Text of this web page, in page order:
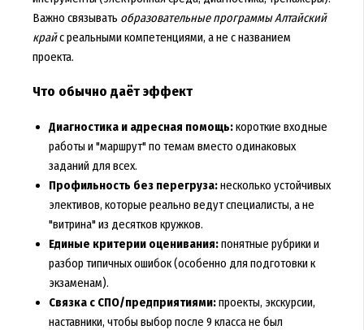
Важно связывать образовательные программы Алтайский
крайс реальными компетенциями, а не с названием
проекта.
Что обычно даёт эффект
Диагностика и адресная помощь:короткие входные
работы и "маршрут" по темам вместо одинаковых
заданий для всех.
Профильность без перегруза:несколько устойчивых
элективов, которые реально ведут специалисты, а не
"витрина" из десятков кружков.
Единые критерии оценивания:понятные рубрики и
разбор типичных ошибок (особенно для подготовки к
экзаменам).
Связка с СПО/предприятиями:проекты, экскурсии,
наставники, чтобы выбор после 9 класса не был